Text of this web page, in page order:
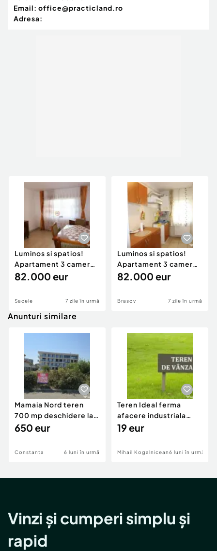
Email: office@practicland.ro
Adresa:
Luminos si spatios!
Apartament 3 camere,
decomandat, in Sace
82.000 eur
Sacele 7 zile în urmă
Luminos si spatios!
Apartament 3 camere,
decomandat, in Sace
82.000 eur
Brasov 7 zile în urmă
Anunturi similare
Mamaia Nord teren
700 mp deschidere la
D24 si D25
650 eur
Constanta 6 luni în urmă
Teren Ideal ferma
afacere industriala
deschidere 71 ml la
19 eur
Mihail Kogalniceanu6 luni în urmă
Vinzi și cumperi simplu și
rapid